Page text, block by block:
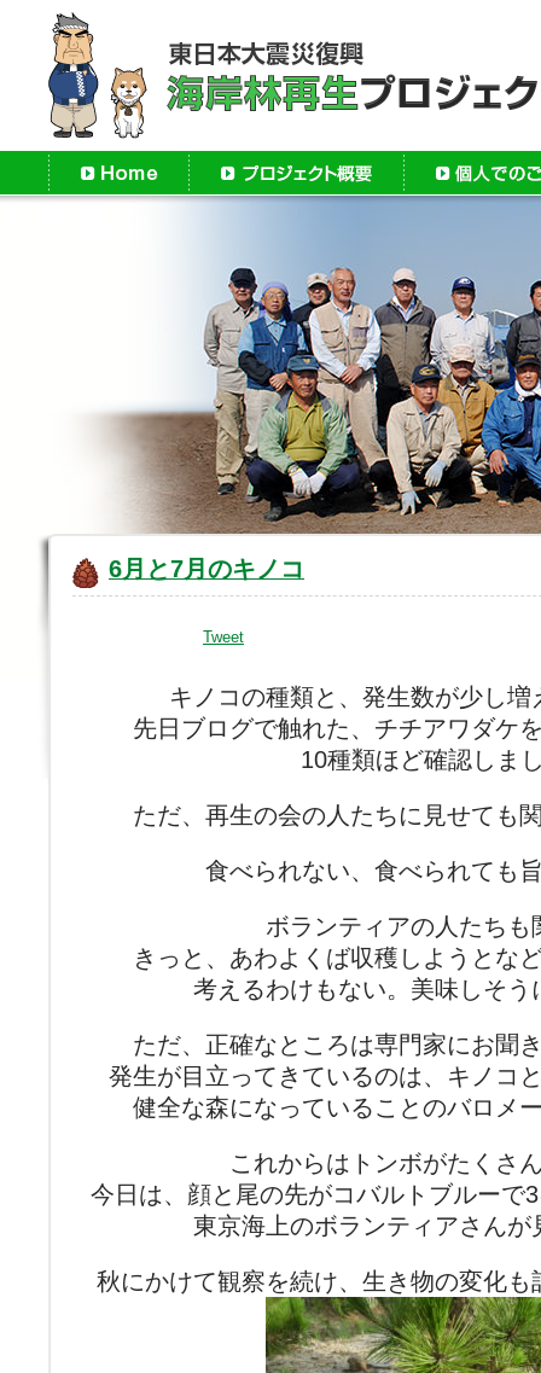
6月と7月のキノコ
Tweet
キノコの種類と、発生数が少し
先日ブログで触れた、チチアワダケ
10種類ほど確認しま
ただ、再生の会の人たちに見せても
食べられない、食べられても
ボランティアの人たちも
きっと、あわよくば収穫しようとな
考えるわけもない。美味しそう
ただ、正確なところは専門家にお聞
発生が目立ってきているのは、キノコ
健全な森になっていることのバロメ
これからはトンボがたくさ
今日は、顔と尾の先がコバルトブルーで
東京海上のボランティアさんが
秋にかけて観察を続け、生き物の変化